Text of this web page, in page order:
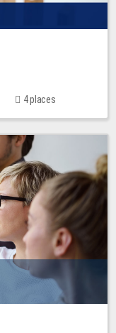
4 places